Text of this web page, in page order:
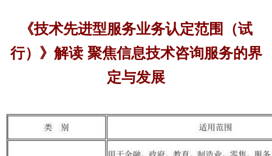
《技术先进型服务业务认定范围（试
行）》解读 聚焦信息技术咨询服务的界
定与发展